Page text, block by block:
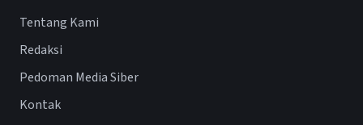
Tentang Kami
Redaksi
Pedoman Media Siber
Kontak